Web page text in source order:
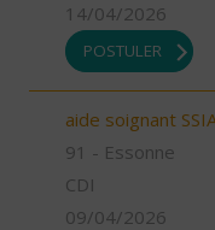
14/04/2026
POSTULER
aide soignant
91 - Essonne
CDI
09/04/2026